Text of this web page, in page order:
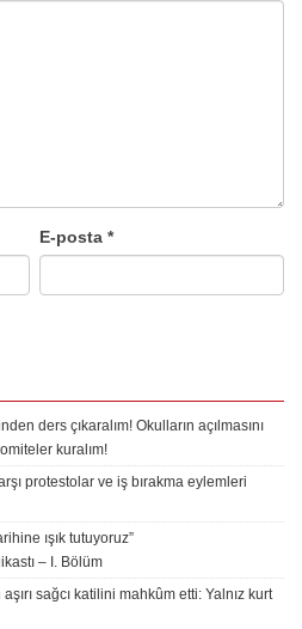
E-posta*
ders çıkaralım! Okulların açılmasını
kuralım!
protestolar ve iş bırakma eylemleri
ışık tutuyoruz”
– I. Bölüm
sağcı katilini mahkûm etti: Yalnız kurt